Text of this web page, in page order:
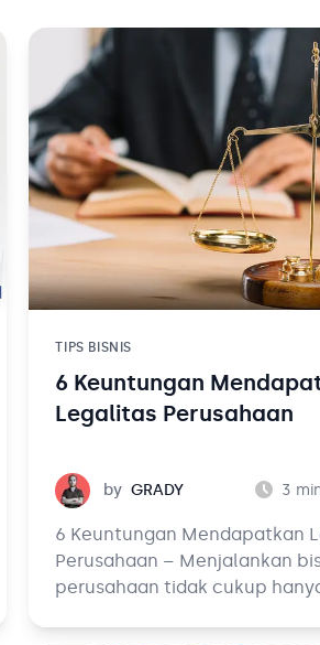
TIPS BISNIS
6 Keuntungan
Legalitas Perusahaan
Gradyby GRADY 3
6 Keuntungan Mendapatkan
Perusahaan – Menjalankan
perusahaan tidak cukup